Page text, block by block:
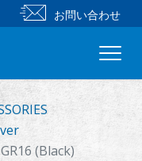
お問い合わせ
(Black)